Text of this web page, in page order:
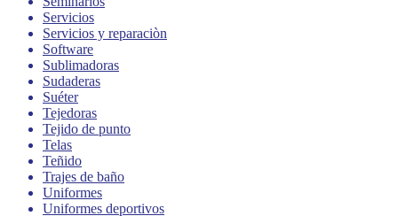
Servicios
Servicios y reparaciòn
Software
Sublimadoras
Sudaderas
Suéter
Tejedoras
Tejido de punto
Telas
Teñido
Trajes de baño
Uniformes
Uniformes deportivos